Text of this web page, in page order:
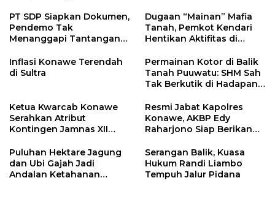
PT SDP Siapkan Dokumen,
Pendemo Tak
Menanggapi Tantangan
Dugaan “Mainan” Mafia
Tanah, Pemkot Kendari
Hentikan Aktifitas di
Inflasi Konawe Terendah
di Sultra
Permainan Kotor di Balik
Tanah Puuwatu: SHM Sah
Tak Berkutik di Hadapan
Ketua Kwarcab Konawe
Serahkan Atribut
Kontingen Jamnas XII
Resmi Jabat Kapolres
Konawe, AKBP Edy
Raharjono Siap Berikan
Puluhan Hektare Jagung
dan Ubi Gajah Jadi
Andalan Ketahanan
Serangan Balik, Kuasa
Hukum Randi Liambo
Tempuh Jalur Pidana